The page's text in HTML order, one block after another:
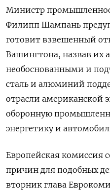
Министр
Филипп Шампань
готовит взвешенный
Вашингтона, назвав их
необоснованными и
сталь и алюминий
отрасли американской
оборонную
энергетику и
Европейская комиссия
причин для подобных
вторник глава